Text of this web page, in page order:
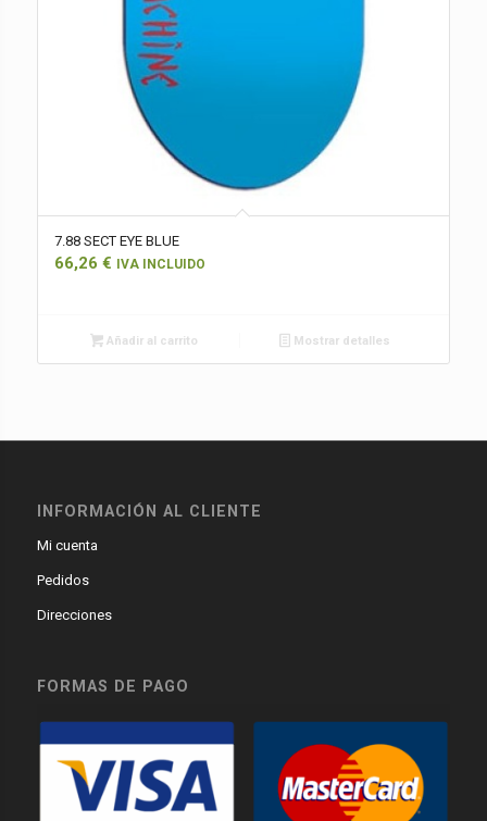
7.88 SECT EYE BLUE
66,26 € IVA INCLUIDO
Añadir al carrito Mostrar detalles
INFORMACIÓN AL CLIENTE
Mi cuenta
Pedidos
Direcciones
FORMAS DE PAGO